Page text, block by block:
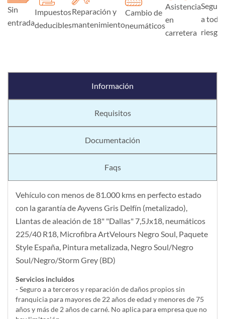
Sin
entrada
Impuestos
deducibles
Reparación y
mantenimiento
Cambio de
neumáticos
Asistencia
en
carretera
Seguro
a todo
riesgo
Información
Requisitos
Documentación
Faqs
Vehículo con menos de 81.000 kms en perfecto estado
con la garantía de Ayvens Gris Delfín (metalizado),
Llantas de aleación de 18" "Dallas" 7,5Jx18, neumáticos
225/40 R18, Microfibra ArtVelours Negro Soul, Paquete
Style España, Pintura metalizada, Negro Soul/Negro
Soul/Negro/Storm Grey (BD)
Servicios incluidos
- Seguro a a terceros y reparación de daños propios sin
franquicia para mayores de 22 años de edad y menores de 75
años y más de 2 años de carné. No aplica para empresa que no